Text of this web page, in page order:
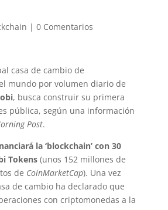
| 0 Comentarios
casa de cambio de
mundo por volumen diario de
, busca construir su primera
pública, según una información
Post.
la ‘blockchain’ con 30
Tokens(unos 152 millones de
de CoinMarketCap). Una vez
de cambio ha declarado que
con criptomonedas a la